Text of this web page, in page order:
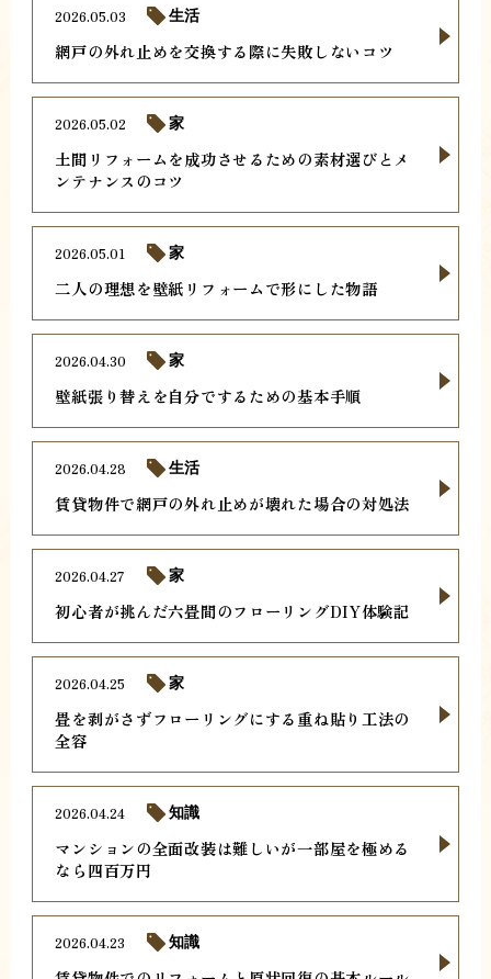
網戸の外れ止めを交換する際に失敗しないコツ
2026.05.03 生活
土間リフォームを成功させるための素材選びとメ
ンテナンスのコツ
2026.05.02 家
二人の理想を壁紙リフォームで形にした物語
2026.05.01 家
壁紙張り替えを自分でするための基本手順
2026.04.30 家
賃貸物件で網戸の外れ止めが壊れた場合の対処法
2026.04.28 生活
初心者が挑んだ六畳間のフローリングDIY体験記
2026.04.27 家
畳を剥がさずフローリングにする重ね貼り工法の
全容
2026.04.25 家
マンションの全面改装は難しいが一部屋を極める
なら四百万円
2026.04.24 知識
2026.04.23 知識